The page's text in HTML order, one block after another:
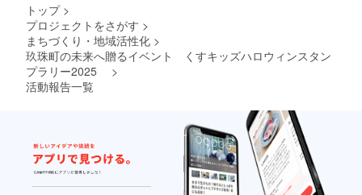
トップ >
プロジェクトをさがす >
まちづくり・地域活性化 >
玖珠町の未来へ贈るイベント くすキッズハロウィンスタン
プラリー2025
>
活動報告一覧